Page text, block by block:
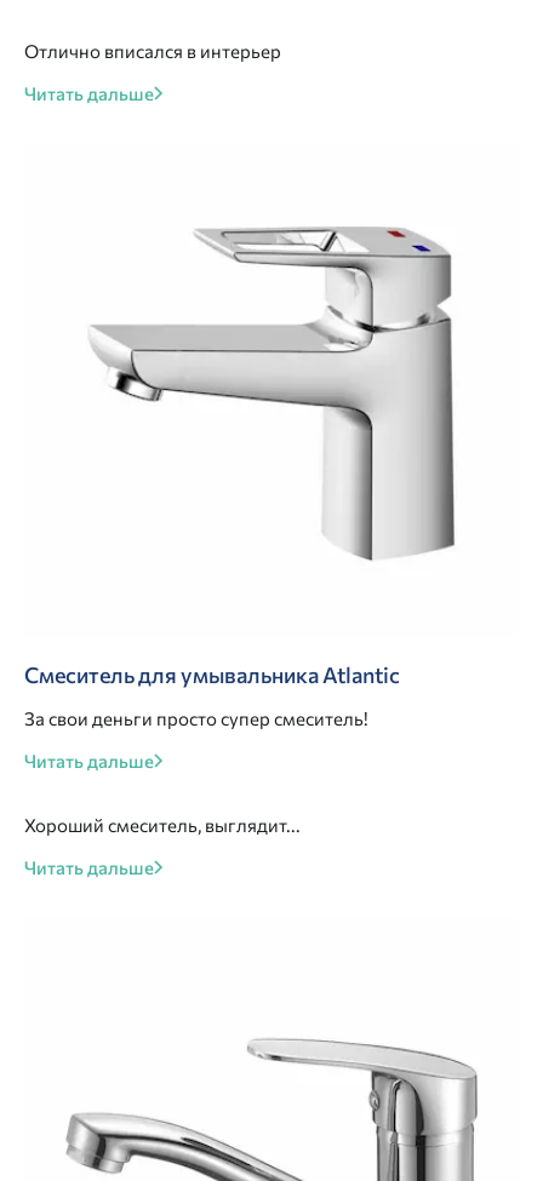
Отлично вписался в интерьер
Читать дальше
Смеситель для умывальника Atlantic
За свои деньги просто супер смеситель!
Читать дальше
Хороший смеситель, выглядит...
Читать дальше